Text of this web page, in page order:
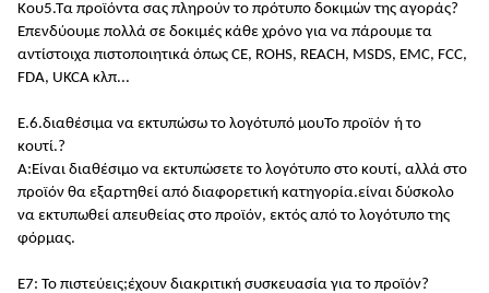
Κου5.Τα προϊόντα σας πληρούν το πρότυπο δοκιμών της αγοράς?
Επενδύουμε πολλά σε δοκιμές κάθε χρόνο για να πάρουμε τα
αντίστοιχα πιστοποιητικά όπως CE, ROHS, REACH, MSDS, EMC, FCC,
FDA, UKCA κλπ...
Ε.6.διαθέσιμα να εκτυπώσω το λογότυπό μουΤο προϊόν ή το
κουτί.?
Α:Είναι διαθέσιμο να εκτυπώσετε το λογότυπο στο κουτί, αλλά στο
προϊόν θα εξαρτηθεί από διαφορετική κατηγορία.είναι δύσκολο
να εκτυπωθεί απευθείας στο προϊόν, εκτός από το λογότυπο της
φόρμας.
Ε7: Το πιστεύεις;έχουν διακριτική συσκευασία για το προϊόν?